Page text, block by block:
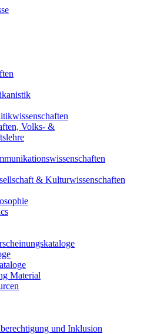
Volks- &
& Kulturwissenschaften
Material
und Inklusion